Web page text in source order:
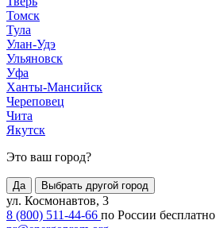
Томск
Тула
Улан-Удэ
Ульяновск
Уфа
Ханты-Мансийск
Череповец
Чита
Якутск
Это ваш город?
Да Выбрать другой город
ул. Космонавтов, 3
8 (800) 511-44-66 по России бесплатно